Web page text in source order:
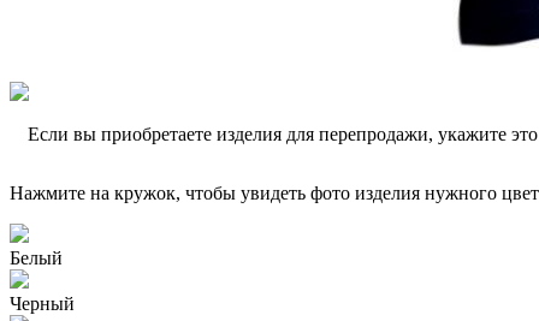
Если вы приобретаете изделия для перепродажи, укажите
Нажмите на кружок, чтобы увидеть фото изделия нужного
Белый
Черный